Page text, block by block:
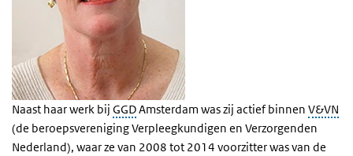
Naast haar werk bij GGDAmsterdam was zij actief binnen V&VN
(de beroepsvereniging Verpleegkundigen en Verzorgenden
Nederland), waar ze van 2008 tot 2014 voorzitter was van de